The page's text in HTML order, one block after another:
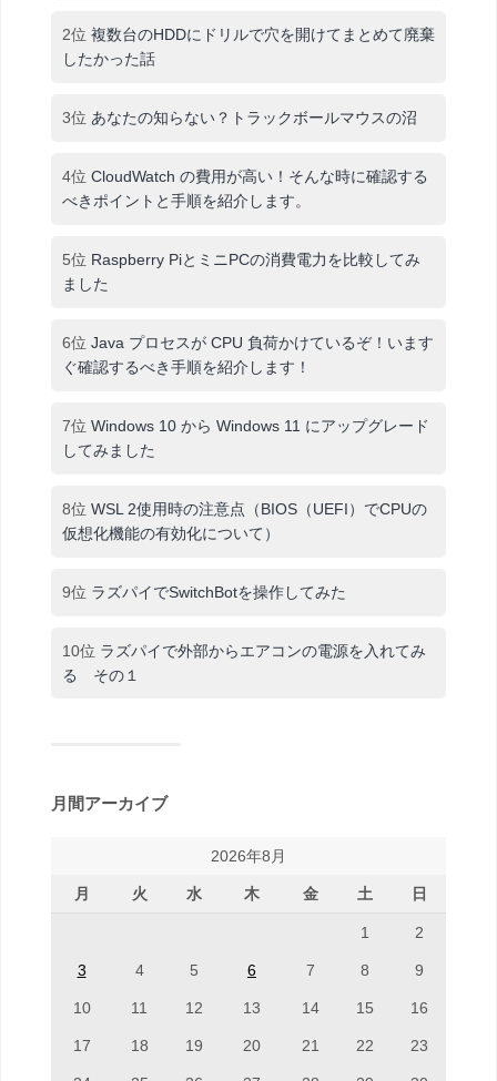
2位 複数台のHDDにドリルで穴を開けてまとめて廃棄
したかった話
3位 あなたの知らない？トラックボールマウスの沼
4位 CloudWatch の費用が高い！そんな時に確認する
べきポイントと手順を紹介します。
5位 Raspberry PiとミニPCの消費電力を比較してみ
ました
6位 Java プロセスが CPU 負荷かけているぞ！います
ぐ確認するべき手順を紹介します！
7位 Windows 10 から Windows 11 にアップグレード
してみました
8位 WSL 2使用時の注意点（BIOS（UEFI）でCPUの
仮想化機能の有効化について）
9位 ラズパイでSwitchBotを操作してみた
10位 ラズパイで外部からエアコンの電源を入れてみ
る その１
月間アーカイブ
2026年8月
月 火 水 木 金 土 日
1 2
3 4 5 6 7 8 9
10 11 12 13 14 15 16
17 18 19 20 21 22 23